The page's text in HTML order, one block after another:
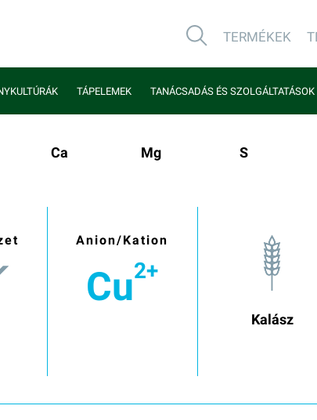
TERMÉKEK
TÁPELEMEK TANÁCSADÁS ÉS SZOLGÁLTATÁSOK
Ca Mg S
Anion/Kation
Cu2+
Kalász